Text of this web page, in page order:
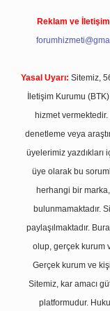
Reklam ve
Yasal Uyarı: Sitemiz,
İletişim Kurumu
hizmet
denetleme veya
üyelerimiz yazdıkları
üye olarak bu
herhangi bir
bulunmamaktadır.
paylaşılmaktadır.
olup, gerçek kurum
Gerçek kurum ve
Sitemiz, kar amacı
platformudur.